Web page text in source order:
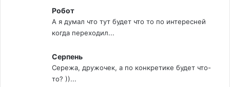
Робот
А я думал что тут будет что то по интересней
когда переходил...
Серпень
Сережа, дружочек, а по конкретике будет что-
то? ))...